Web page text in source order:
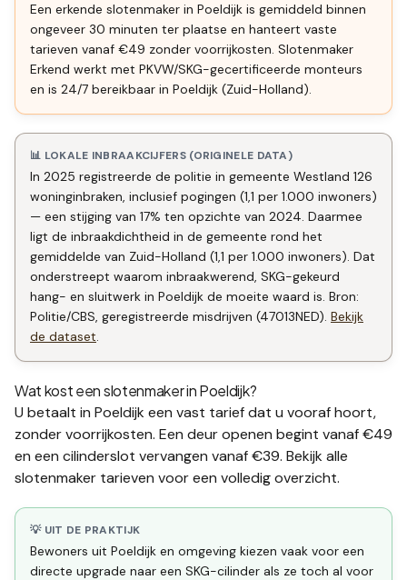
Een erkende slotenmaker in Poeldijk is gemiddeld binnen
ongeveer 30 minuten ter plaatse en hanteert vaste
tarieven vanaf €49 zonder voorrijkosten. Slotenmaker
Erkend werkt met PKVW/SKG-gecertificeerde monteurs
en is 24/7 bereikbaar in Poeldijk (Zuid-Holland).
📊 LOKALE INBRAAKCIJFERS (ORIGINELE DATA)
In 2025 registreerde de politie in gemeente Westland 126
woninginbraken, inclusief pogingen (1,1 per 1.000 inwoners)
— een stijging van 17% ten opzichte van 2024. Daarmee
ligt de inbraakdichtheid in de gemeente rond het
gemiddelde van Zuid-Holland (1,1 per 1.000 inwoners). Dat
onderstreept waarom inbraakwerend, SKG-gekeurd
hang- en sluitwerk in Poeldijk de moeite waard is. Bron:
Politie/CBS, geregistreerde misdrijven (47013NED). Bekijk
de dataset.
Wat kost een slotenmaker inPoeldijk?
U betaalt in Poeldijk een vast tarief dat u vooraf hoort,
zonder voorrijkosten. Een deur openen begint vanaf €49
en een cilinderslot vervangen vanaf €39. Bekijk alle
slotenmaker tarieven voor een volledig overzicht.
💡 UIT DE PRAKTIJK
Bewoners uit Poeldijk en omgeving kiezen vaak voor een
directe upgrade naar een SKG-cilinder als ze toch al voor